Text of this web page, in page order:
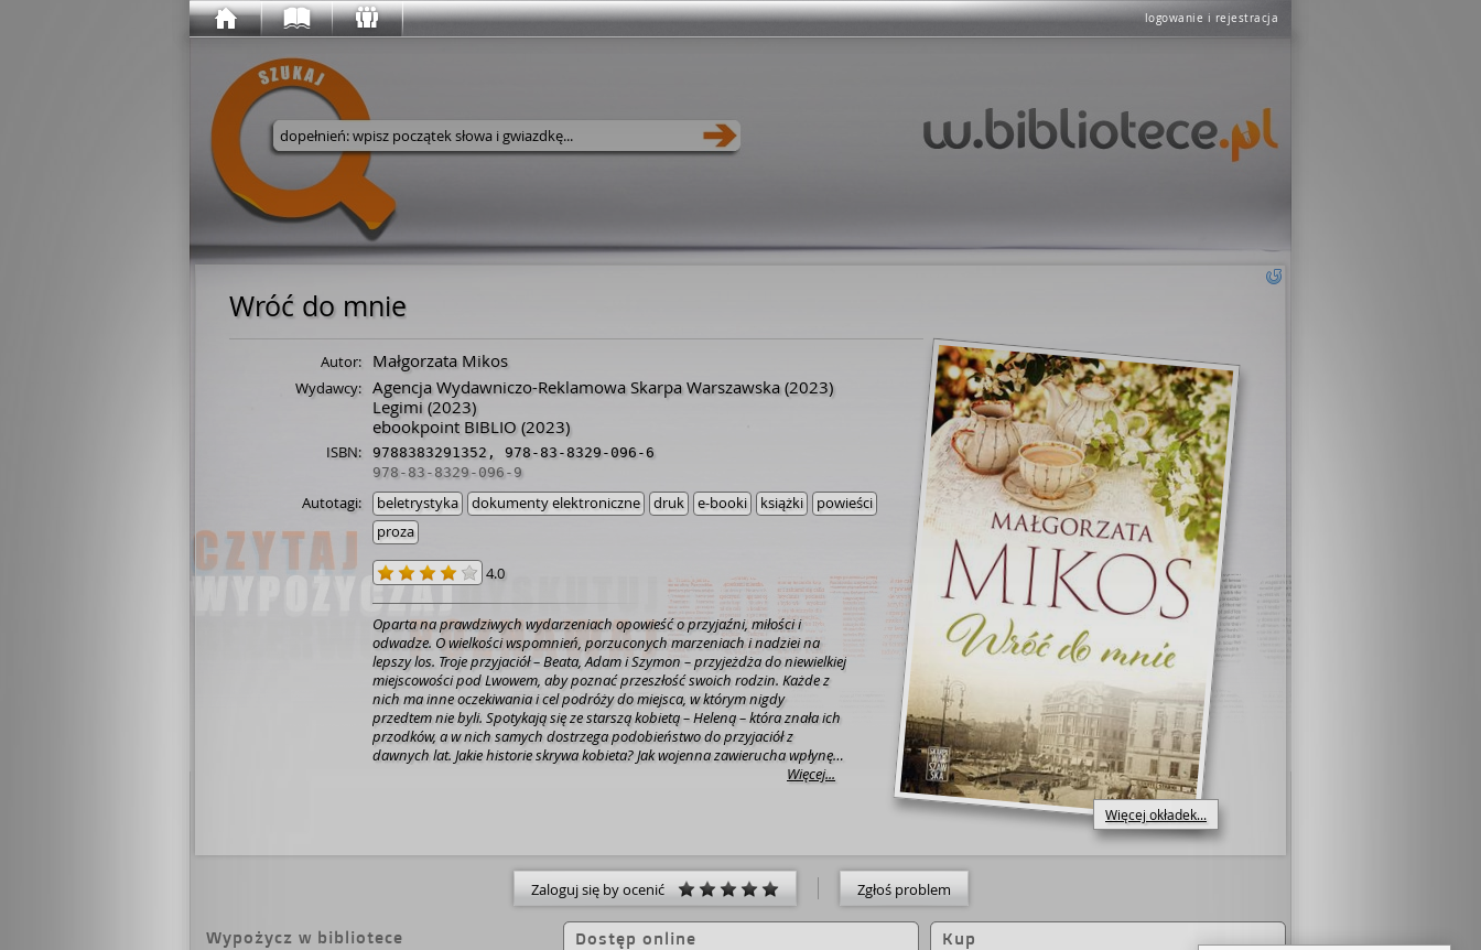
logowanie i rejestracja
Wyszukaj w serwisie
Wróć do mnie
Więcej okładek...
Autor: Małgorzata Mikos
Wydawcy: Agencja Wydawniczo-Reklamowa Skarpa Warszawska(2023)
Legimi (2023)
ebookpoint BIBLIO (2023)
ISBN: 9788383291352 , 978-83-8329-096-6
978-83-8329-096-9
Autotagi: beletrystyka dokumenty elektroniczne druk e-booki książki
powieści
proza
4.0
Oparta na prawdziwych wydarzeniach opowieść o przyjaźni, miłości i
odwadze. O wielkości wspomnień, porzuconych marzeniach i nadziei na
lepszy los. Troje przyjaciół – Beata, Adam i Szymon – przyjeżdża do niewielkiej
miejscowości pod Lwowem, aby poznać przeszłość swoich rodzin. Każde z
nich ma inne oczekiwania i cel podróży do miejsca, w którym nigdy
przedtem nie byli. Spotykają się ze starszą kobietą – Heleną – która znała ich
przodków, a w nich samych dostrzega podobieństwo do przyjaciół z
dawnych lat. Jakie historie skrywa kobieta? Jak wojenna zawierucha wpłynęła
na losy przodków Beaty, Adama i Szymona? Ile wspomnień jest w stanie
Więcej...
Zaloguj się by ocenić Zgłoś problem
Wypożycz w bibliotece Dostęp online Kup